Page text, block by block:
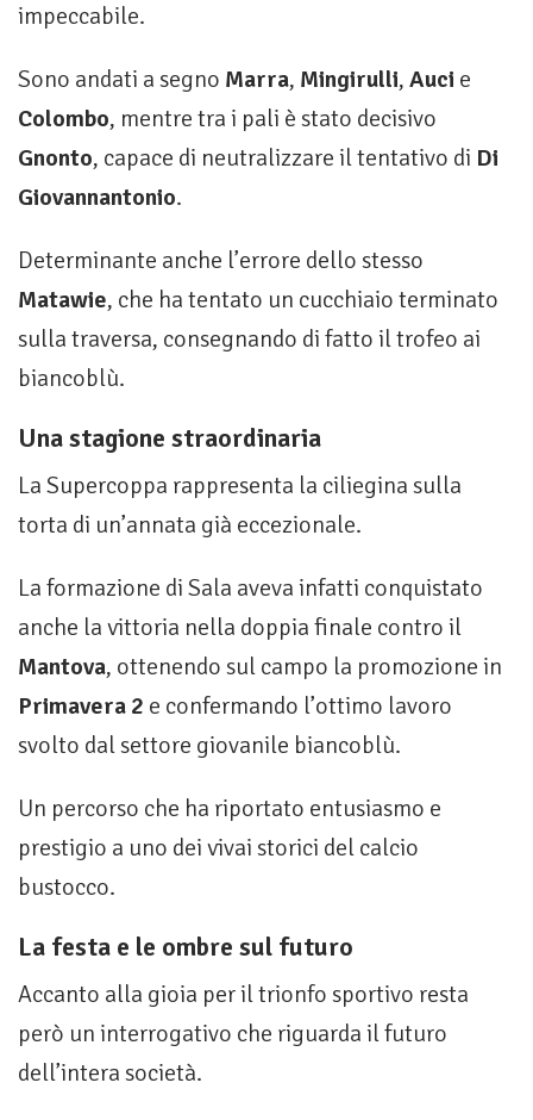
impeccabile.
Sono andati a segno Marra, Mingirulli, Auci e
Colombo, mentre tra i pali è stato decisivo
Gnonto, capace di neutralizzare il tentativo di Di
Giovannantonio.
Determinante anche l’errore dello stesso
Matawie, che ha tentato un cucchiaio terminato
sulla traversa, consegnando di fatto il trofeo ai
biancoblù.
Una stagione straordinaria
La Supercoppa rappresenta la ciliegina sulla
torta di un’annata già eccezionale.
La formazione di Sala aveva infatti conquistato
anche la vittoria nella doppia finale contro il
Mantova, ottenendo sul campo la promozione in
Primavera 2 e confermando l’ottimo lavoro
svolto dal settore giovanile biancoblù.
Un percorso che ha riportato entusiasmo e
prestigio a uno dei vivai storici del calcio
bustocco.
La festa e le ombre sul futuro
Accanto alla gioia per il trionfo sportivo resta
però un interrogativo che riguarda il futuro
dell’intera società.